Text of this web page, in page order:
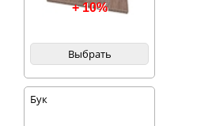
+ 10%
Выбрать
Бук